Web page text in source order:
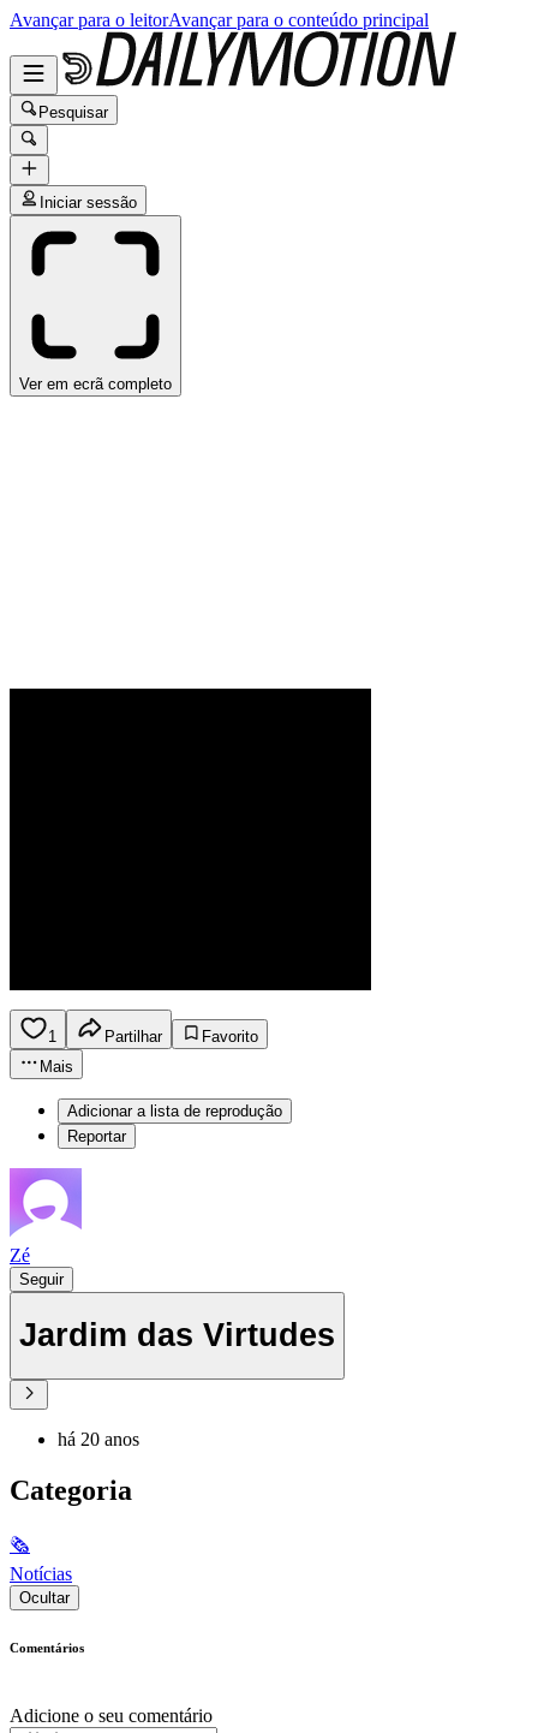
Avançar para o leitorAvançar para o conteúdo principal
Pesquisar
Iniciar sessão
Ver em ecrã completo
1 Partilhar
Favorito
Mais
Adicionar a lista de reprodução
Reportar
Zé
Seguir
Jardim das Virtudes
há 20 anos
Categoria
🗞
Notícias
Ocultar
Comentários
Adicione o seu comentário